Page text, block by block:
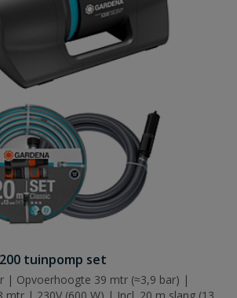
tuinpomp set
| Opvoerhoogte 39 mtr (≈3,9 bar) |